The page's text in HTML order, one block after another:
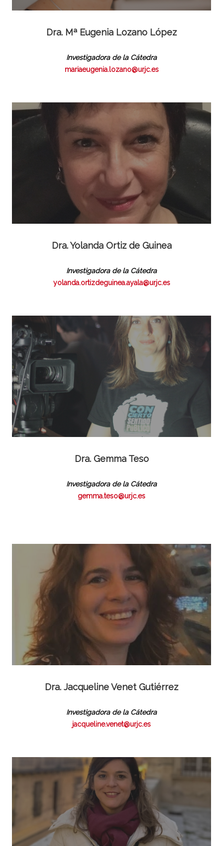
Dra. Mª Eugenia Lozano López
Investigadora de la Cátedra
mariaeugenia.lozano@urjc.es
Dra. Yolanda Ortiz de Guinea
Investigadora de la Cátedra
yolanda.ortizdeguinea.ayala@urjc.es
Dra. Gemma Teso
Investigadora de la Cátedra
gemma.teso@urjc.es
Dra. Jacqueline Venet Gutiérrez
Investigadora de la Cátedra
jacqueline.venet@urjc.es